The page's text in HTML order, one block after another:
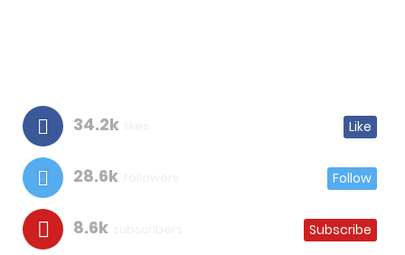
34.2k Like
28.6k Follow
8.6k Subscribe